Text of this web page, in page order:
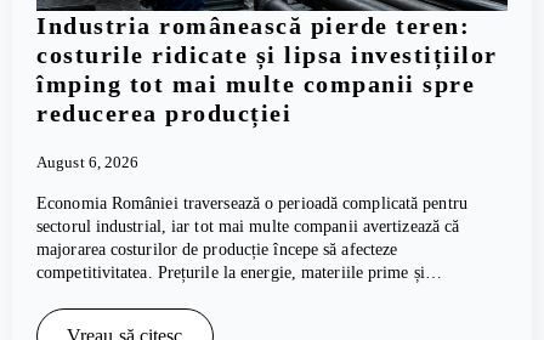
Industria românească pierde teren:
costurile ridicate și lipsa investițiilor
împing tot mai multe companii spre
reducerea producției
August 6, 2026
Economia României traversează o perioadă complicată pentru
sectorul industrial, iar tot mai multe companii avertizează că
majorarea costurilor de producție începe să afecteze
competitivitatea. Prețurile la energie, materiile prime și…